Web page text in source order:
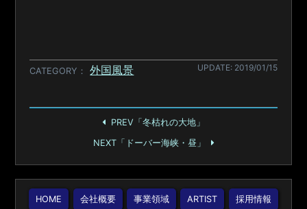
CATEGORY 外国風景 UPDATE: 2019/01/15
PREV「冬枯れの大地」
NEXT「ドーバー海峡・昼」
HOME 会社概要 事業領域 ARTIST 採用情報